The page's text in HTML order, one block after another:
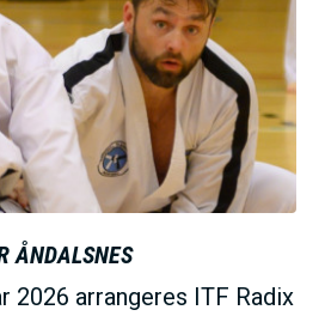
ÅNDALSNES
2026 arrangeres ITF Radix